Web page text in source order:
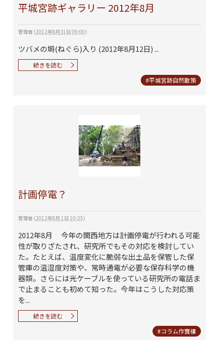
平城宮跡ギャラリー 2012年8月
管理者(2012年8月31日 09:00)
ツバメの塒(ねぐら)入り (2012年8月12日) ...
続きを読む
#平城宮跡自然散策
計画停電？
管理者(2012年8月 1日 10:25)
2012年8月 今年の関西地方は計画停電が行われる可能
性が取りざたされ、研究所でもその対応を検討してい
た。たとえば、温度変化に脆弱な出土品を保管した保
管庫の温湿度対策や、常時通電が必要な保存科学の機
器類。さらには光ケーブルを使っている研究所の電話ま
で止まることも初めて知った。今年はこうした対応策
を...
続きを読む
#コラム作寶樓